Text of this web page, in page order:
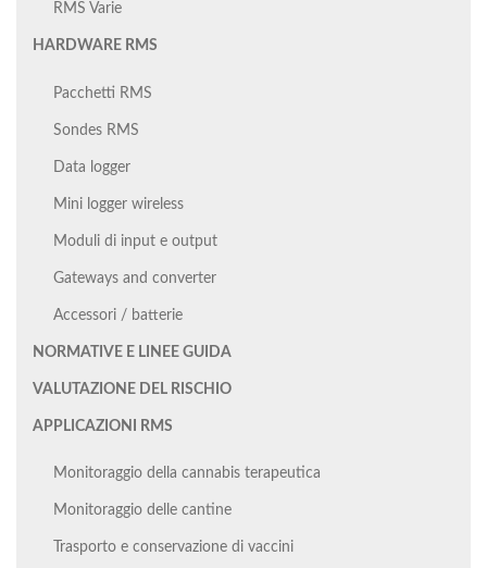
RMS Varie
HARDWARE RMS
Pacchetti RMS
Sondes RMS
Data logger
Mini logger wireless
Moduli di input e output
Gateways and converter
Accessori / batterie
NORMATIVE E LINEE GUIDA
VALUTAZIONE DEL RISCHIO
APPLICAZIONI RMS
Monitoraggio della cannabis terapeutica
Monitoraggio delle cantine
Trasporto e conservazione di vaccini